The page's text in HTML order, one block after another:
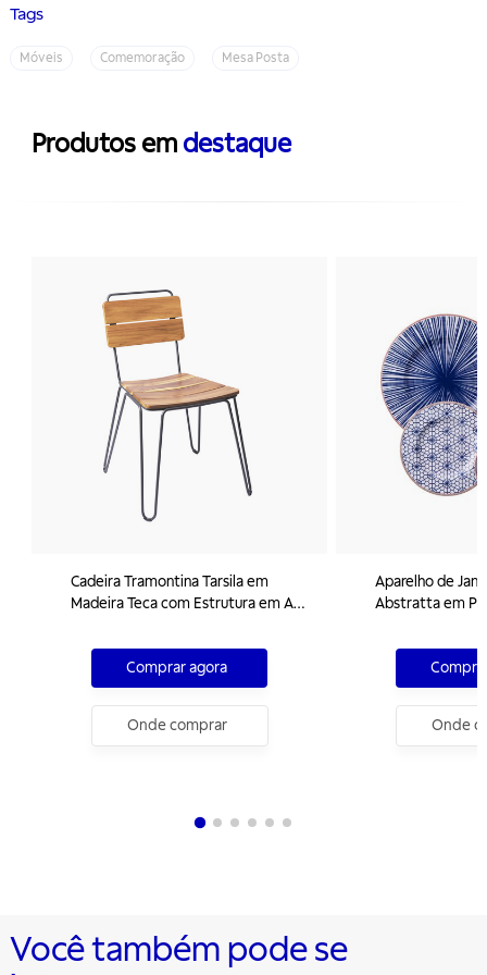
Tags
Móveis Comemoração Mesa Posta
Produtos em destaque
Cadeira Tramontina Tarsila em
Madeira Teca com Estrutura em Aço
Grafite
Comprar agora
Onde comprar
Aparelho de
Abstratta em
Onde
Você também pode se